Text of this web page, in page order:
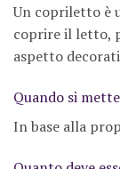
Un copriletto è
coprire il letto,
aspetto
Quando si
In base alla